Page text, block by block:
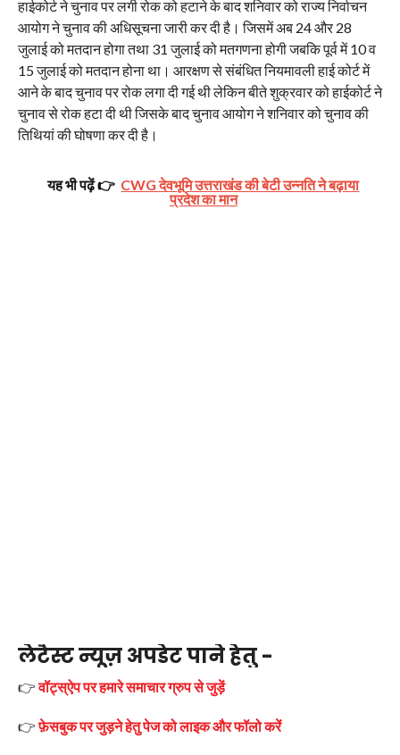
हाईकोर्ट ने चुनाव पर लगी रोक को हटाने के बाद शनिवार को राज्य निर्वाचन
आयोग ने चुनाव की अधिसूचना जारी कर दी है। जिसमें अब 24 और 28
जुलाई को मतदान होगा तथा 31 जुलाई को मतगणना होगी जबकि पूर्व में 10 व
15 जुलाई को मतदान होना था। आरक्षण से संबंधित नियमावली हाई कोर्ट में
आने के बाद चुनाव पर रोक लगा दी गई थी लेकिन बीते शुक्रवार को हाईकोर्ट ने
चुनाव से रोक हटा दी थी जिसके बाद चुनाव आयोग ने शनिवार को चुनाव की
तिथियां की घोषणा कर दी है।
यह भी पढ़ें 👉 CWG देवभूमि उत्तराखंड की बेटी उन्नति ने बढ़ाया
प्रदेश का मान
लेटैस्ट न्यूज़ अपडेट पाने हेतु -
👉वॉट्स्ऐप पर हमारे समाचार ग्रुप से जुड़ें
👉फ़ेसबुक पर जुड़ने हेतु पेज को लाइक और फॉलो करें